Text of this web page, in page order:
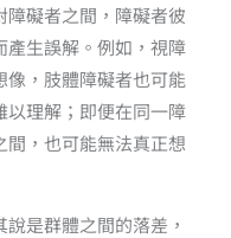
礙者之間，障礙者彼
產生誤解。例如，視障
像，肢體障礙者也可能
以理解；即便在同一障
，也可能無法真正想
是群體之間的落差，